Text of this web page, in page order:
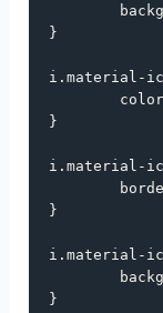
}
i .material-
color
}
i .material-
}
i .material-
}